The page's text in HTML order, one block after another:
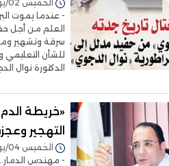
الخميس 02/يوليو/2026 - 07:25 م
- عندما يموت
العلم من أجل
سرقة وتشهير
للشأن التعليمي
الدكتورة نوال
«خريطة
التهجير
الخميس 04/يونيو/2026 - 03:25 م
- مهندس